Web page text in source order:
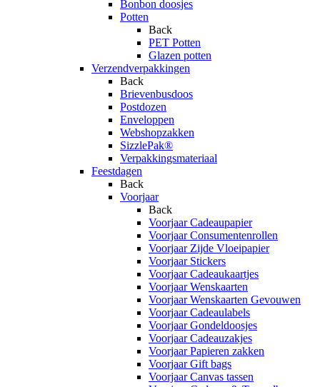
Bonbon doosjes
Potten
Back
PET Potten
Glazen potten
Verzendverpakkingen
Back
Brievenbusdoos
Postdozen
Enveloppen
Webshopzakken
SizzlePak®
Verpakkingsmateriaal
Feestdagen
Back
Voorjaar
Back
Voorjaar Cadeaupapier
Voorjaar Consumentenrollen
Voorjaar Zijde Vloeipapier
Voorjaar Stickers
Voorjaar Cadeaukaartjes
Voorjaar Wenskaarten
Voorjaar Wenskaarten Gevouwen
Voorjaar Cadeaulabels
Voorjaar Gondeldoosjes
Voorjaar Cadeauzakjes
Voorjaar Papieren zakken
Voorjaar Gift bags
Voorjaar Canvas tassen